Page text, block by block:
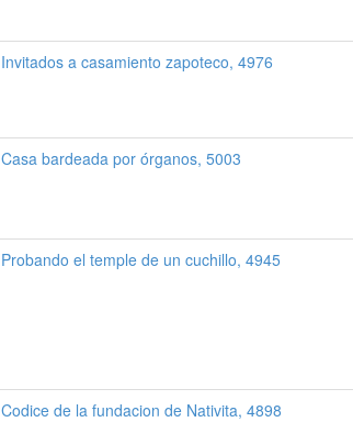
Invitados a casamiento zapoteco, 4976
Casa bardeada por órganos, 5003
Probando el temple de un cuchillo, 4945
Codice de la fundacion de Nativita, 4898